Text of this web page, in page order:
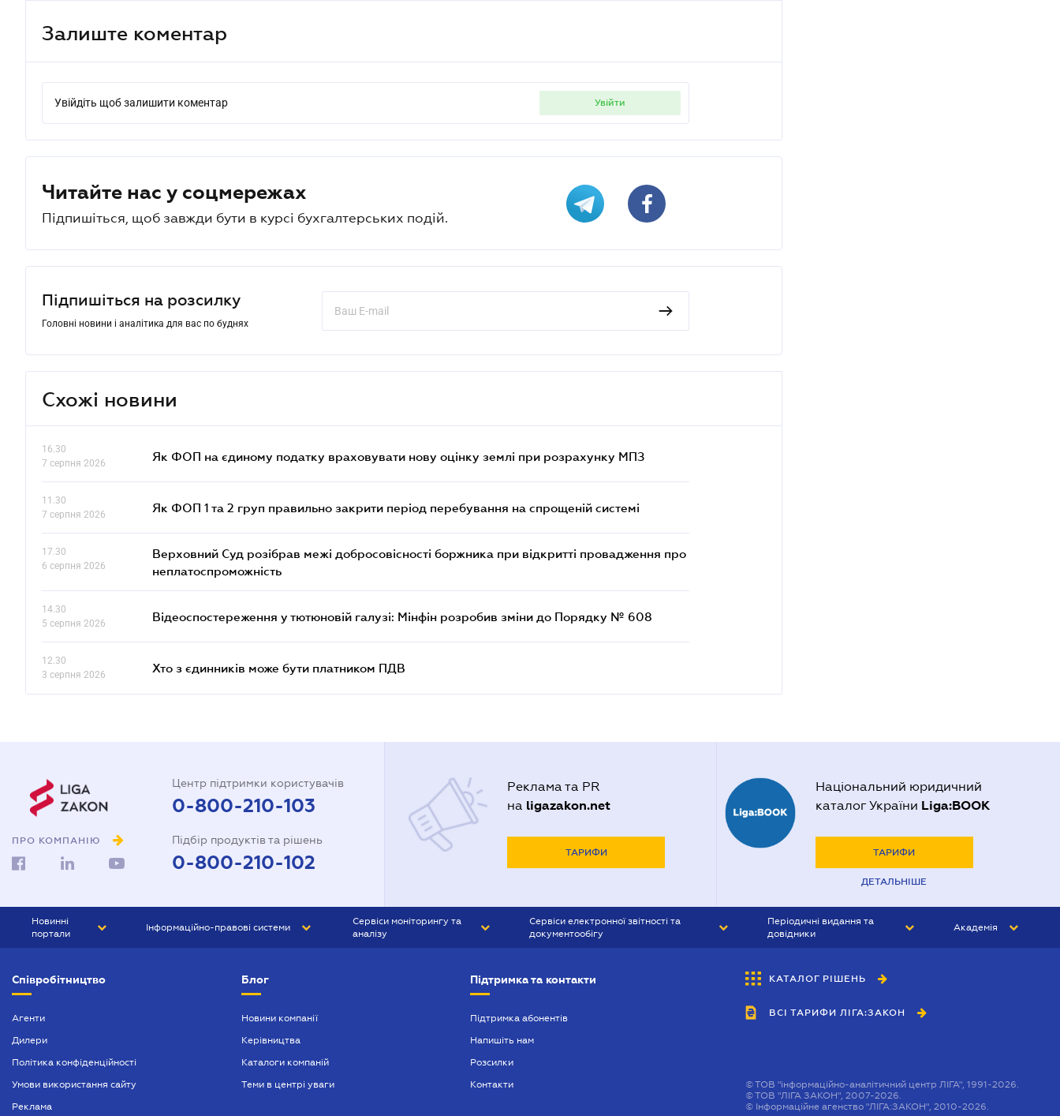
Залиште коментар
Увійдіть щоб залишити коментар увійти
Читайте нас у соцмережах
Підпишіться, щоб завжди бути в курсі бухгалтерських подій.
Підпишіться на розсилку
Головні новини і аналітика для вас по буднях
Схожі новини
16.30
7 серпня 2026
Як ФОП на єдиному податку враховувати нову оцінку землі при розрахунку МПЗ
11.30
7 серпня 2026
Як ФОП 1 та 2 груп правильно закрити період перебування на спрощеній системі
17.30
6 серпня 2026
Верховний Суд розібрав межі добросовісності боржника при відкритті провадження про
неплатоспроможність
14.30
5 серпня 2026
Відеоспостереження у тютюновій галузі: Мінфін розробив зміни до Порядку № 608
12.30
3 серпня 2026
Хто з єдинників може бути платником ПДВ
ПРО КОМПАНІЮ
Центр підтримки користувачів
0-800-210-103
Підбір продуктів та рішень
0-800-210-102
Реклама та PR
на ligazakon.net
ТАРИФИ
Національний юридичний
каталог України Liga:BOOK
ТАРИФИ
ДЕТАЛЬНІШЕ
Новинні
портали
БІЗНЕС
Інформаційно-правові системи
БУХГАЛТЕР ПРОФ
Сервіси моніторингу та
аналізу
Сервіси електронної звітності та
документообігу
Періодичні видання та
довідники
БУХГАЛТЕР&ЗАКОН
ВІСНИК МСФЗ
Академія
Співробітництво
Агенти
Дилери
Політика конфіденційності
Умови використання сайту
Реклама
Блог
Новини компанії
Керівництва
Каталоги компаній
Теми в центрі уваги
Підтримка та контакти
Підтримка абонентів
Напишіть нам
Розсилки
Контакти
КАТАЛОГ РІШЕНЬ
ВСІ ТАРИФИ ЛІГА:ЗАКОН
©ТОВ "інформаційно-аналітичний центр ЛІГА", 1991-2026.
©ТОВ "ЛІГА ЗАКОН", 2007-2026.
© Інформаційне агенство "ЛІГА:ЗАКОН", 2010-2026.